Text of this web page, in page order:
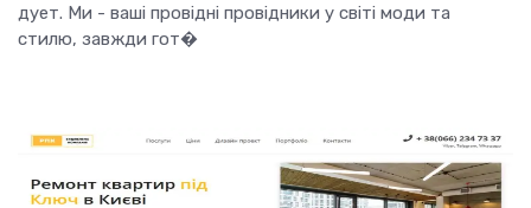
дует. Ми - ваші провідні провідники у світі моди та
стилю, завжди гот�